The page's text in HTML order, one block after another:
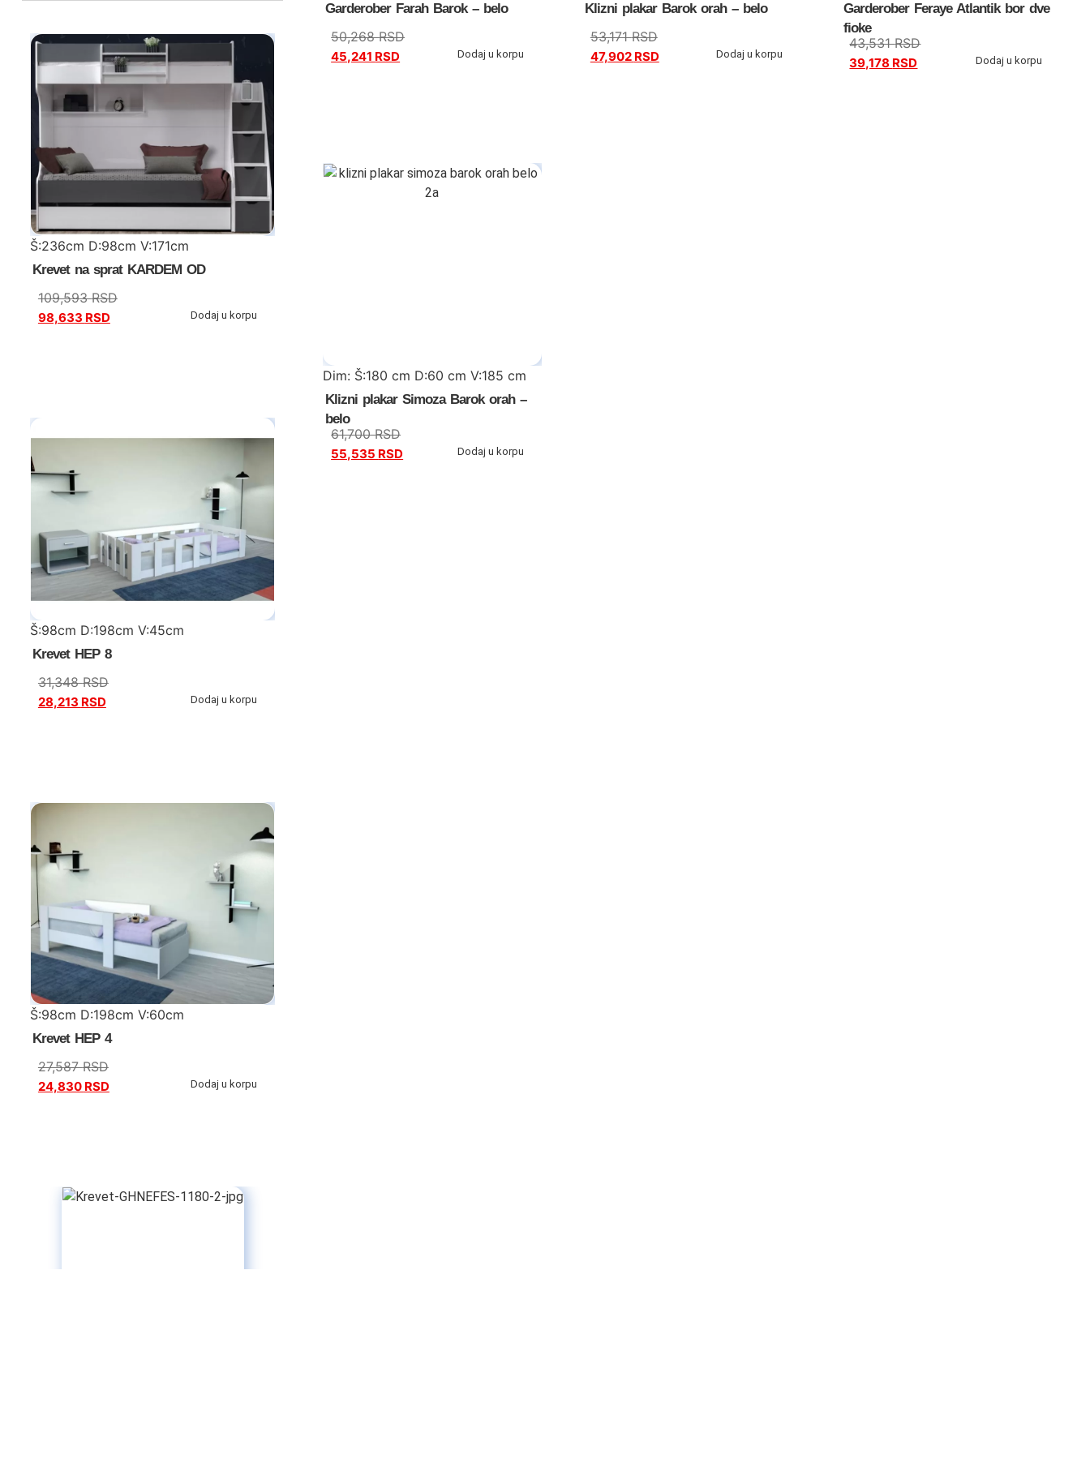
Š:236cm D:98cm V:171cm
Krevet na sprat KARDEM OD
109,593RSD
98,633 RSD Dodaj u korpu
Š:98cm D:198cm V:45cm
Krevet HEP 8
31,348RSD
28,213 RSD Dodaj u korpu
Š:98cm D:198cm V:60cm
Krevet HEP 4
27,587RSD
24,830 RSD Dodaj u korpu
Garderober Farah Barok – belo
50,268RSD
45,241 RSD Dodaj u korpu
Klizni plakar Barok orah – belo
53,171RSD
47,902 RSD Dodaj u korpu
Garderober Feraye Atlantik bor dve
fioke
43,531RSD
39,178 RSD Dodaj u korpu
Dim: Š:180 cm D:60 cm V:185 cm
Klizni plakar Simoza Barok orah –
belo
61,700RSD
55,535 RSD Dodaj u korpu